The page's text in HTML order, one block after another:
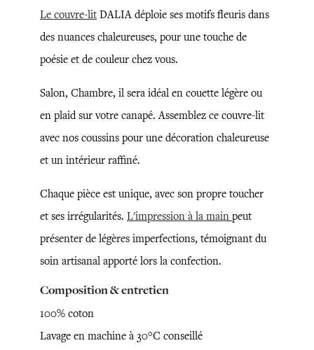
Le couvre-lit DALIA déploie ses motifs fleuris dans
des nuances chaleureuses, pour une touche de
poésie et de couleur chez vous.
Salon, Chambre, il sera idéal en couette légère ou
en plaid sur votre canapé. Assemblez ce couvre-lit
avec nos coussins pour une décoration chaleureuse
et un intérieur raffiné.
Chaque pièce est unique, avec son propre toucher
et ses irrégularités. L'impression à la main peut
présenter de légères imperfections, témoignant du
soin artisanal apporté lors la confection.
Composition & entretien
100% coton
Lavage en machine à 30°C conseillé